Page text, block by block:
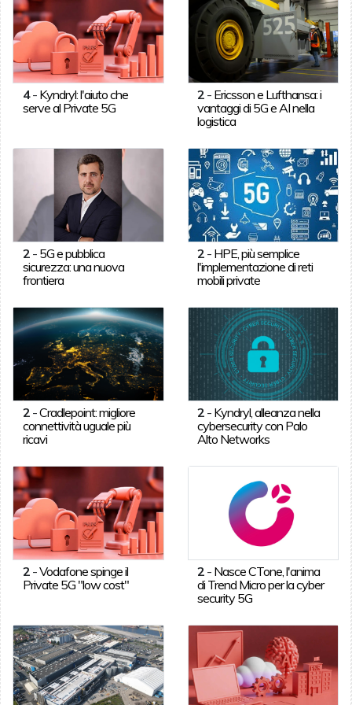
4- Kyndryl: l'aiuto che
serve al Private 5G
2 - Ericsson e Lufthansa: i
vantaggi di 5G e AI nella
logistica
2- 5G e pubblica
sicurezza: una nuova
frontiera
2 - HPE, più semplice
l'implementazione di reti
mobili private
2-Cradlepoint: migliore
connettività uguale più
ricavi
2 - Kyndryl, alleanza nella
cybersecurity con Palo
Alto Networks
2-Vodafone spinge il
Private 5G "low cost"
2 - Nasce CTone, l'anima
di Trend Micro per la cyber
security 5G